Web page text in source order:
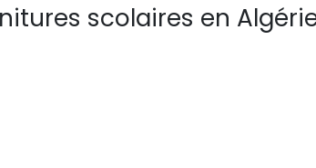
scolaires en